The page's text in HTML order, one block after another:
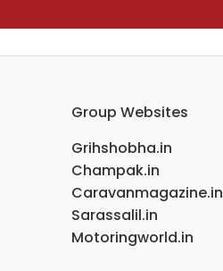
Group Websites
Grihshobha.in
Champak.in
Caravanmagazine.in
Sarassalil.in
Motoringworld.in